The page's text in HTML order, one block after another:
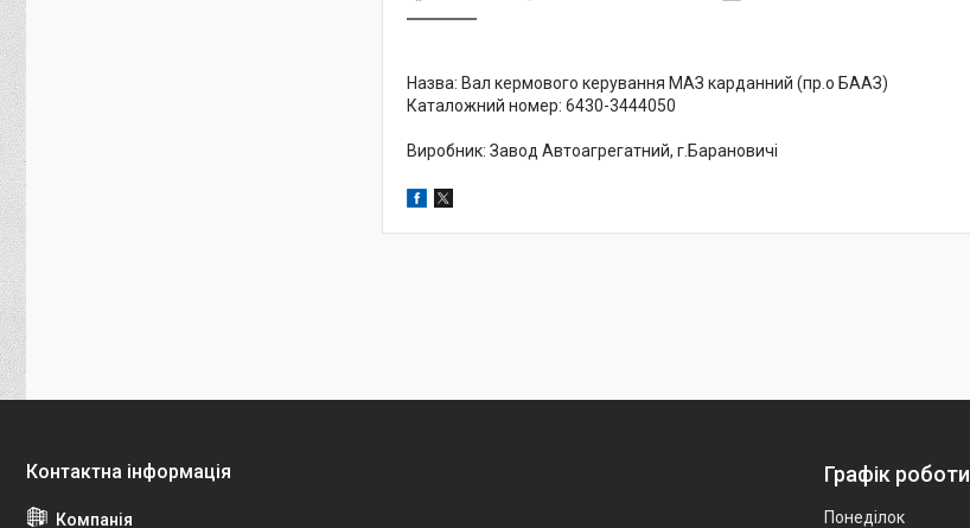
Назва: Вал кермового керування МАЗ карданний (пр.о БААЗ)
Каталожний номер: 6430-3444050
Виробник: Завод Автоагрегатний, г.Барановичі
Графік роботи
Понеділок